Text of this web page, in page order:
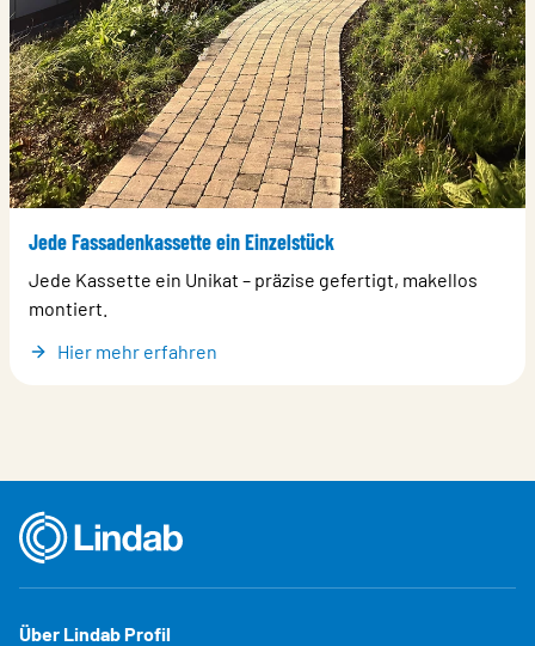
Jede Fassadenkassette ein Einzelstück
Jede Kassette ein Unikat – präzise gefertigt, makellos
montiert.
Hier mehr erfahren
Über Lindab Profil